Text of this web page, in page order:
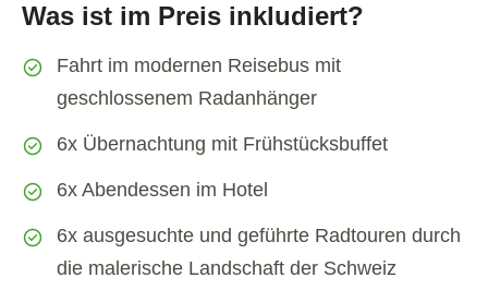
Was ist im Preis inkludiert?
Fahrt im modernen Reisebus mit
geschlossenem Radanhänger
6x Übernachtung mit Frühstücksbuffet
6x Abendessen im Hotel
6x ausgesuchte und geführte Radtouren durch
die malerische Landschaft der Schweiz